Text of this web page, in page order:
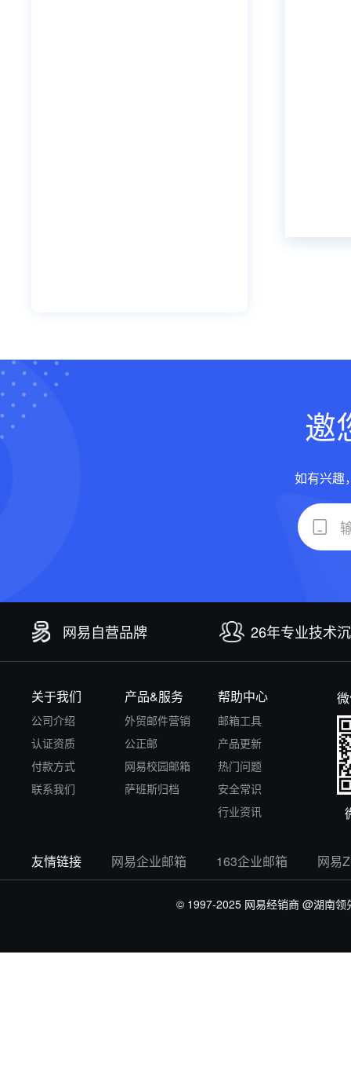
邀
如有兴趣
网易自营品牌 26年专业技术
关于我们
公司介绍
认证资质
付款方式
联系我们
产品&服务
外贸邮件营销
公正邮
网易校园邮箱
萨班斯归档
帮助中心
邮箱工具
产品更新
热门问题
安全常识
行业资讯
友情链接 网易企业邮箱 163企业邮箱 网易
© 1997-2025 网易经销商 @湖南领